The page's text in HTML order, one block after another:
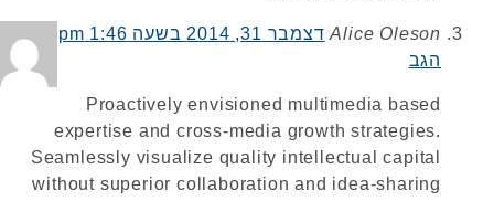
Alice Oleson דצמבר 31, 2014 בשעה 1:46 pm
הגב
Proactively envisioned multimedia based
expertise and cross-media growth strategies.
Seamlessly visualize quality intellectual capital
without superior collaboration and idea-sharing